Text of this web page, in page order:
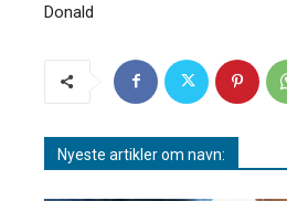
Donald
Nyeste artikler om navn: